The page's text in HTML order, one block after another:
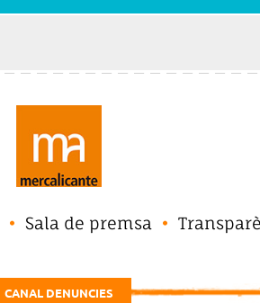
Sala de premsa
CANAL DENUNCIES